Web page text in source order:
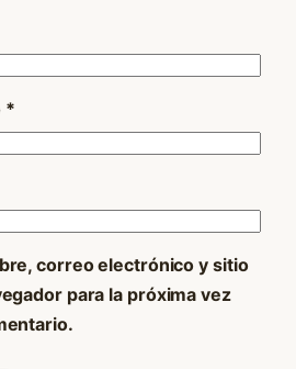
*
correo electrónico y sitio
para la próxima vez